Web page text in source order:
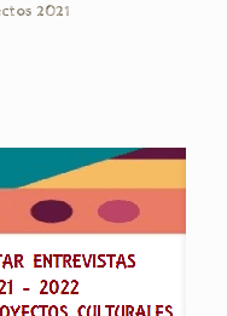
2021